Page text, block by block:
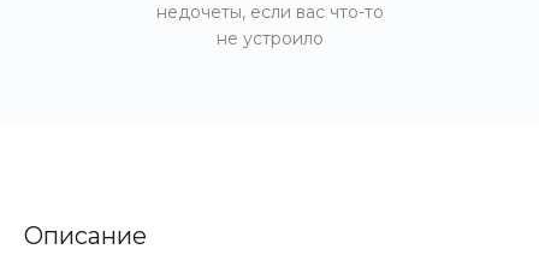
недочеты, если вас что-то
не устроило
Описание